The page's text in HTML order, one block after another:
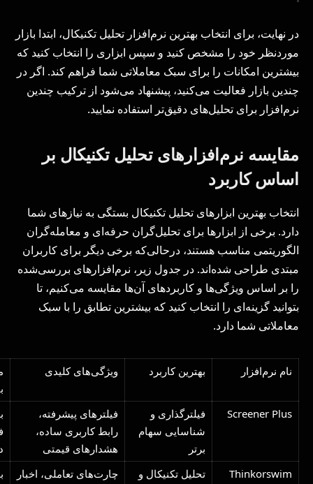
در نهایت، برای انتخاب بهترین نرم‌افزار تحلیل تکنیکال، ابتدا بازار
موردنظر خود را مشخص کنید و سپس ابزاری را انتخاب کنید که
بیشترین امکانات را برای سبک معاملاتی شما فراهم کند. اگر در
چندین بازار فعالیت می‌کنید، پیشنهاد می‌شود از ترکیب چندین
نرم‌افزار برای تحلیل‌های دقیق‌تر استفاده نمایید.
مقایسه نرم‌افزارهای تحلیل تکنیکال بر
اساس کاربرد
انتخاب بهترین ابزارهای تحلیل تکنیکال بستگی به نیازهای شما
دارد. برخی از ابزارها برای تحلیل‌گران حرفه‌ای و معامله‌گران
الگوریتمی مناسب هستند، درحالی‌که برخی دیگر برای کاربران
مبتدی طراحی شده‌اند. در جدول زیر، نرم‌افزارهای بررسی‌شده
را بر اساس ویژگی‌ها و کاربردهای آن‌ها مقایسه می‌کنیم، تا
بتوانید گزینه‌ای را انتخاب کنید که بیشترین تطابق را با سبک
معاملاتی شما دارد.
نام نرم‌افزار بهترین کاربرد ویژگی‌های کلیدی
Screener Plus
فیلترگذاری و
شناسایی سهام
برتر
فیلترهای پیشرفته،
رابط کاربری ساده،
هشدارهای قیمتی
Thinkorswim
تحلیل تکنیکال و
چارت‌های تعاملی، اخبار